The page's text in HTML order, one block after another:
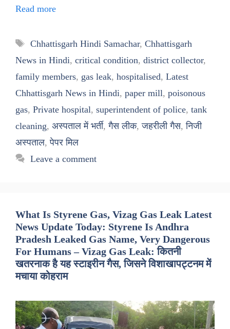
Read more
Tags
Chhattisgarh Hindi Samachar, Chhattisgarh
News in Hindi, critical condition, district collector,
family members, gas leak, hospitalised, Latest
Chhattisgarh News in Hindi, paper mill, poisonous
gas, Private hospital, superintendent of police, tank
cleaning, अस्पताल में भर्ती,गैस लीक,जहरीली गैस,निजी
अस्पताल,पेपर मिल
Leave a comment
What Is Styrene Gas, Vizag Gas Leak Latest
News Update Today: Styrene Is Andhra
Pradesh Leaked Gas Name, Very Dangerous
For Humans – Vizag Gas Leak: कितनी
खतरनाक है यह स्टाइरीन गैस, जिसने विशाखापट्टनम में
मचाया कोहराम